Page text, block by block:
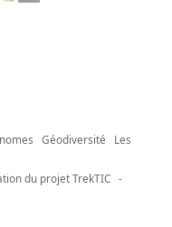
Géodiversité
Les
du projet TrekTIC -